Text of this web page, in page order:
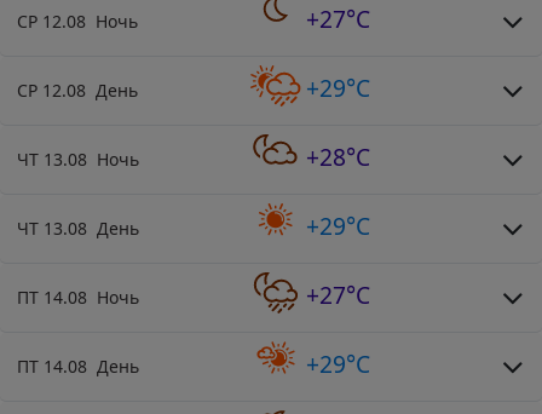
СР 12.08 Ночь +27°C
СР 12.08 День +29°C
ЧТ 13.08 Ночь +28°C
ЧТ 13.08 День +29°C
ПТ 14.08 Ночь +27°C
ПТ 14.08 День +29°C